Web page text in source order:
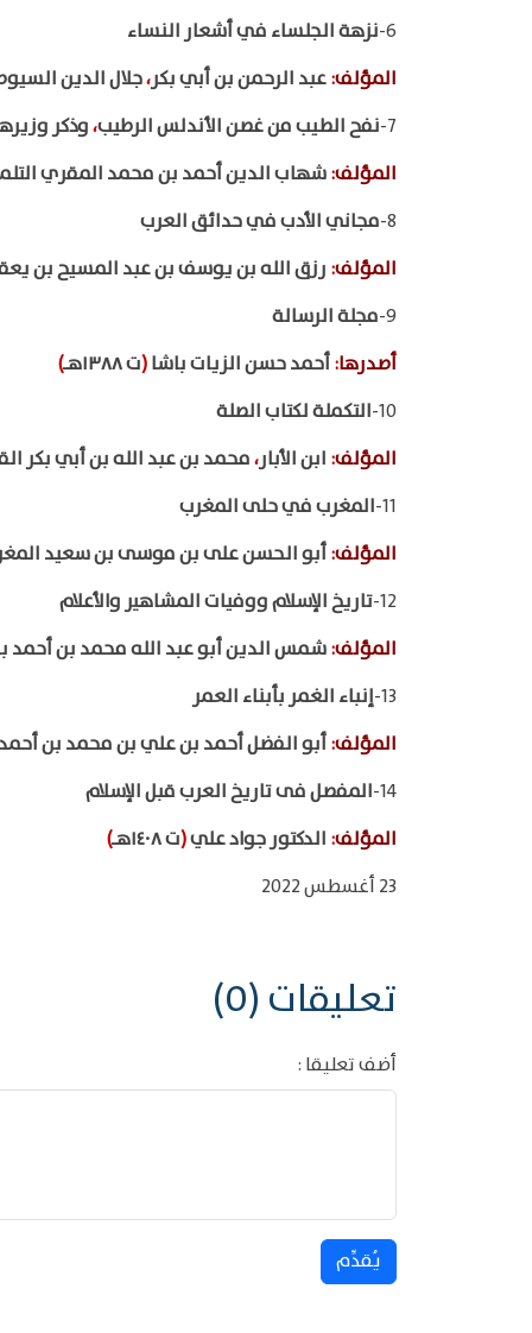
6- نزهة الجلساء في أشعار النساء
المؤلف:عبد الرحمن بن أبي بكر،جلال الدين
7- نفح الطيب من غصن الأندلس الرطيب،وذكر
المؤلف:شهاب الدين أحمد بن محمد المقري
8- مجاني الأدب في حدائق العرب
المؤلف: رزق الله بن يوسف بن عبد المسيح بن
9- مجلة الرسالة
أصدرها:أحمد حسن الزيات باشا(ت ١٣٨٨هـ
)
10- التكملة لكتاب الصلة
المؤلف: ابن الأبار،محمد بن عبد الله بن أبي بكر
11- المغرب في حلى المغرب
المؤلف:أبو الحسن على بن موسى بن سعيد
12- تاريخ الإسلام ووفيات المشاهير والأعلام
المؤلف:شمس الدين أبو عبد الله محمد بن أحمد
13- إنباء الغمر بأبناء العمر
المؤلف:أبو الفضل أحمد بن علي بن محمد بن
14- المفصل فى تاريخ العرب قبل الإسلام
المؤلف: الدكتور جواد علي(ت ١٤٠٨هـ
)
23 أغسطس 2022
تعليقات (0)
أضف تعليقا :
يُقدِّم